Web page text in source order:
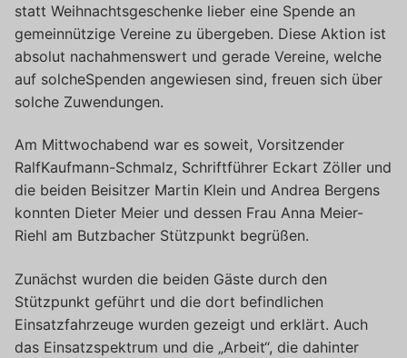
statt Weihnachtsgeschenke lieber eine Spende an
gemeinnützige Vereine zu übergeben. Diese Aktion ist
absolut nachahmenswert und gerade Vereine, welche
auf solcheSpenden angewiesen sind, freuen sich über
solche Zuwendungen.
Am Mittwochabend war es soweit, Vorsitzender
RalfKaufmann-Schmalz, Schriftführer Eckart Zöller und
die beiden Beisitzer Martin Klein und Andrea Bergens
konnten Dieter Meier und dessen Frau Anna Meier-
Riehl am Butzbacher Stützpunkt begrüßen.
Zunächst wurden die beiden Gäste durch den
Stützpunkt geführt und die dort befindlichen
Einsatzfahrzeuge wurden gezeigt und erklärt. Auch
das Einsatzspektrum und die „Arbeit“, die dahinter